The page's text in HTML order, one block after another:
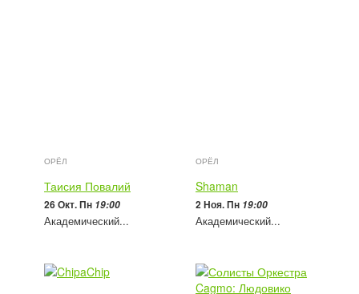
ОРЁЛ
Таисия Повалий
26 Окт. Пн 19:00
Академический...
ОРЁЛ
Shaman
2 Ноя. Пн 19:00
Академический...